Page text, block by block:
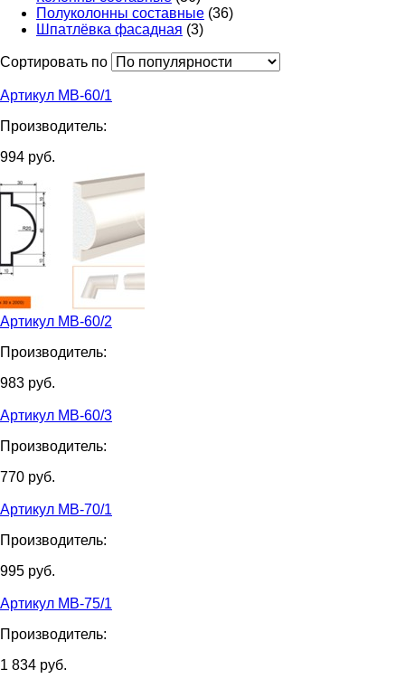
Полуколонны составные (36)
Шпатлёвка фасадная (3)
Сортировать по
Артикул МВ-60/1
Производитель:
994 руб.
Артикул МВ-60/2
Производитель:
983 руб.
Артикул МВ-60/3
Производитель:
770 руб.
Артикул МВ-70/1
Производитель:
995 руб.
Артикул МВ-75/1
Производитель:
1 834 руб.